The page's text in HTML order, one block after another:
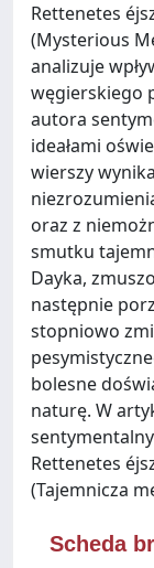
Rettenetes
(Mysterious
analizuje
węgierskiego
autora
ideałami
wierszy
oraz z
smutku
Dayka,
następnie
stopniowo
bolesne
naturę. W
Rettenetes
(Tajemnicza
Scheda